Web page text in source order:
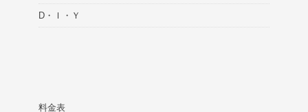
D・Ｉ・Ｙ
料金表